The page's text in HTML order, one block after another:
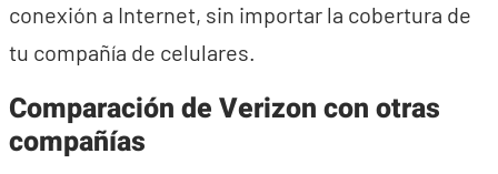
conexión a Internet, sin importar la cobertura de
tu compañía de celulares.
Comparación de Verizon con otras
compañías